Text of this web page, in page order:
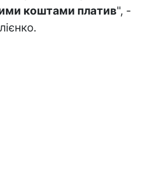
коштами платив", -